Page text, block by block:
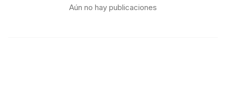
Aún no hay publicaciones